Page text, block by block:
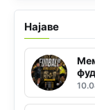
Најаве